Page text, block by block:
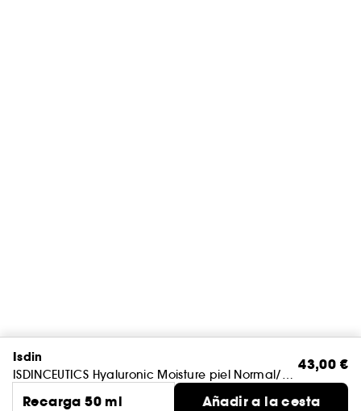
Isdin
ISDINCEUTICS Hyaluronic Moisture piel Normal/Seca - Recarga
43,00 €
Recarga 50 ml
Añadir a la cesta